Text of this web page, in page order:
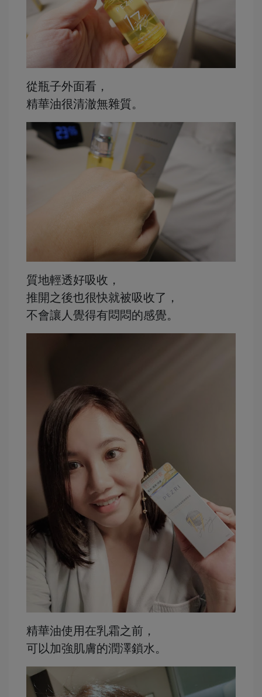
從瓶子外面看，
精華油很清澈無雜質。
質地輕透好吸收，
推開之後也很快就被吸收了，
不會讓人覺得有悶悶的感覺。
精華油使用在乳霜之前，
可以加強肌膚的潤澤鎖水。